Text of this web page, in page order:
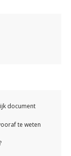
document
te weten